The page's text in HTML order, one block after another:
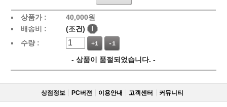
상품가 : 40,000원
배송비 :
(조건)
!
수량 :
+1 -1
- 상품이 품절되었습니다. -
상점정보 PC버젼 이용안내 고객센터 커뮤니티